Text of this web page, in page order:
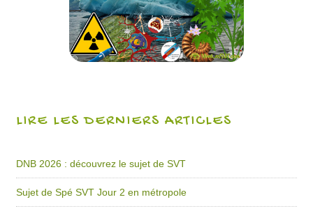
LIRE LES DERNIERS ARTICLES
DNB 2026 : découvrez le sujet de SVT
Sujet de Spé SVT Jour 2 en métropole